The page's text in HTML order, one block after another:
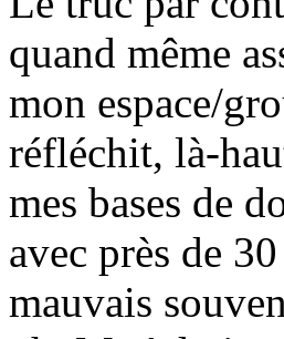
quand même
mon espace/
réfléchit, là-
mes bases de
avec près de
mauvais